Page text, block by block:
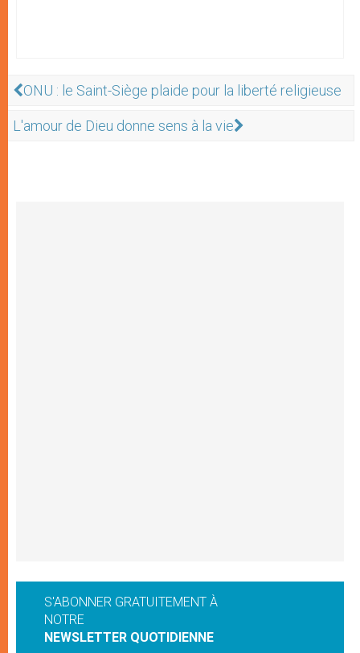
ONU : le Saint-Siège plaide pour la liberté religieuse
L'amour de Dieu donne sens à la vie
S'ABONNER GRATUITEMENT À
NOTRE
NEWSLETTER QUOTIDIENNE